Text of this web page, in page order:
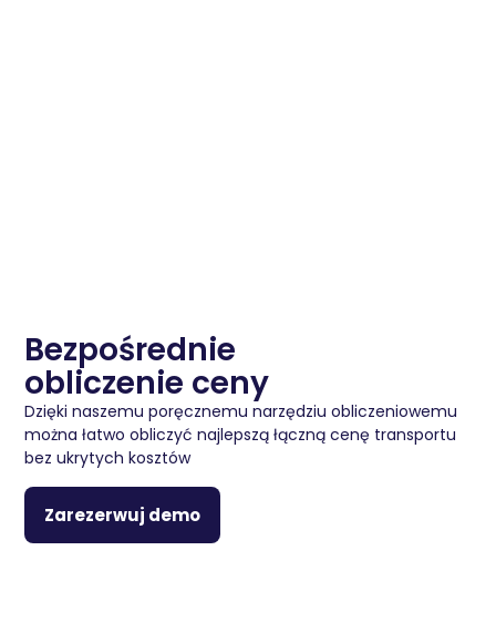
Bezpośrednie
obliczenie ceny
Dzięki naszemu poręcznemu narzędziu obliczeniowemu
można łatwo obliczyć najlepszą łączną cenę transportu
bez ukrytych kosztów
Zarezerwuj demo